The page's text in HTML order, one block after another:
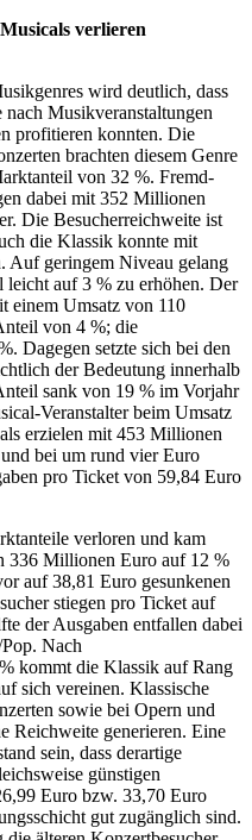
verlieren
wird deutlich, dass
nach Musikveranstaltungen
profitieren konnten. Die
brachten diesem Genre
von 32 %. Fremd-
dabei mit 352 Millionen
Die Besucherreichweite ist
die Klassik konnte mit
Auf geringem Niveau gelang
auf 3 % zu erhöhen. Der
einem Umsatz von 110
von 4 %; die
Dagegen setzte sich bei den
der Bedeutung innerhalb
sank von 19 % im Vorjahr
Veranstalter beim Umsatz
erzielen mit 453 Millionen
bei um rund vier Euro
pro Ticket von 59,84 Euro
verloren und kam
336 Millionen Euro auf 12 %
auf 38,81 Euro gesunkenen
stiegen pro Ticket auf
der Ausgaben entfallen dabei
Nach
kommt die Klassik auf Rang
sich vereinen. Klassische
sowie bei Opern und
Reichweite generieren. Eine
sein, dass derartige
günstigen
Euro bzw. 33,70 Euro
gut zugänglich sind.